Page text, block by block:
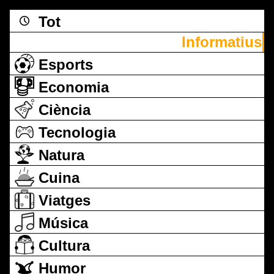
Tot
Informatius
Esports
Economia
Ciència
Tecnologia
Natura
Cuina
Viatges
Música
Cultura
Humor